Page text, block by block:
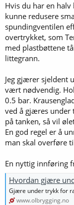
Hvis du har en
kunne redusere
spundingventilen
overtrykket, som
med plastbøttene
littegrann.
Jeg gjærer sjeldent
vært nødvendig.
0.5 bar.
ved å gjæres under
på tanken, så vil
En god regel er å
man skal overføre
En nyttig innføring
Hvordan gjære
Gjære under trykk for
www.olbrygging.no